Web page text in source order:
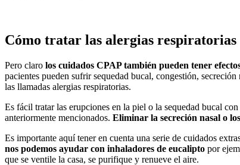
Cómo tratar las alergias respiratorias
Pero claro los cuidados CPAP también pueden tener
pacientes pueden sufrir sequedad bucal, congestión,
las llamadas alergias respiratorias.
Es fácil tratar las erupciones en la piel o la sequedad bucal
anteriormente mencionados. Eliminar la secreción nasal o
Es importante aquí tener en cuenta una serie de cuidados
nos podemos ayudar con inhaladores de eucalipto por
que se ventile la casa, se purifique y renueve el aire.